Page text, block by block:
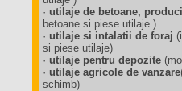
· utilaje de betoane,
betoane si piese utilaje )
· utilaje si intalatii de foraj
si piese utilaje)
· utilaje pentru depozite
· utilaje agricole de vanzare
schimb)